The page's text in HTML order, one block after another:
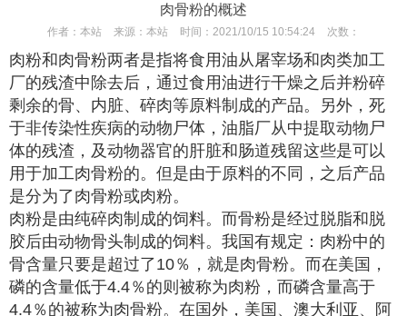
肉骨粉的概述
作者： 本站 来源： 本站 时间： 2021/10/15 10:54:24 次数：
肉粉和肉骨粉两者是指将食用油从屠宰场和肉类加工
厂的残渣中除去后，通过食用油进行干燥之后并粉碎
剩余的骨、内脏、碎肉等原料制成的产品。另外，死
于非传染性疾病的动物尸体，油脂厂从中提取动物尸
体的残渣，及动物器官的肝脏和肠道残留这些是可以
用于加工肉骨粉的。但是由于原料的不同，之后产品
是分为了肉骨粉或肉粉。
肉粉是由纯碎肉制成的饲料。而骨粉是经过脱脂和脱
胶后由动物骨头制成的饲料。我国有规定：肉粉中的
骨含量只要是超过了10％，就是肉骨粉。而在美国，
磷的含量低于4.4％的则被称为肉粉，而磷含量高于
4.4％的被称为肉骨粉。在国外，美国、澳大利亚、阿